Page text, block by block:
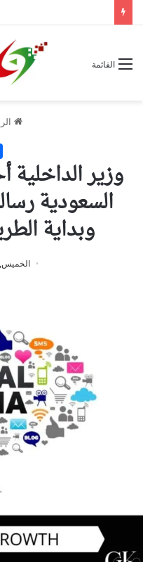
القائمة
وزير
السعودية
وبداية
الخميس,